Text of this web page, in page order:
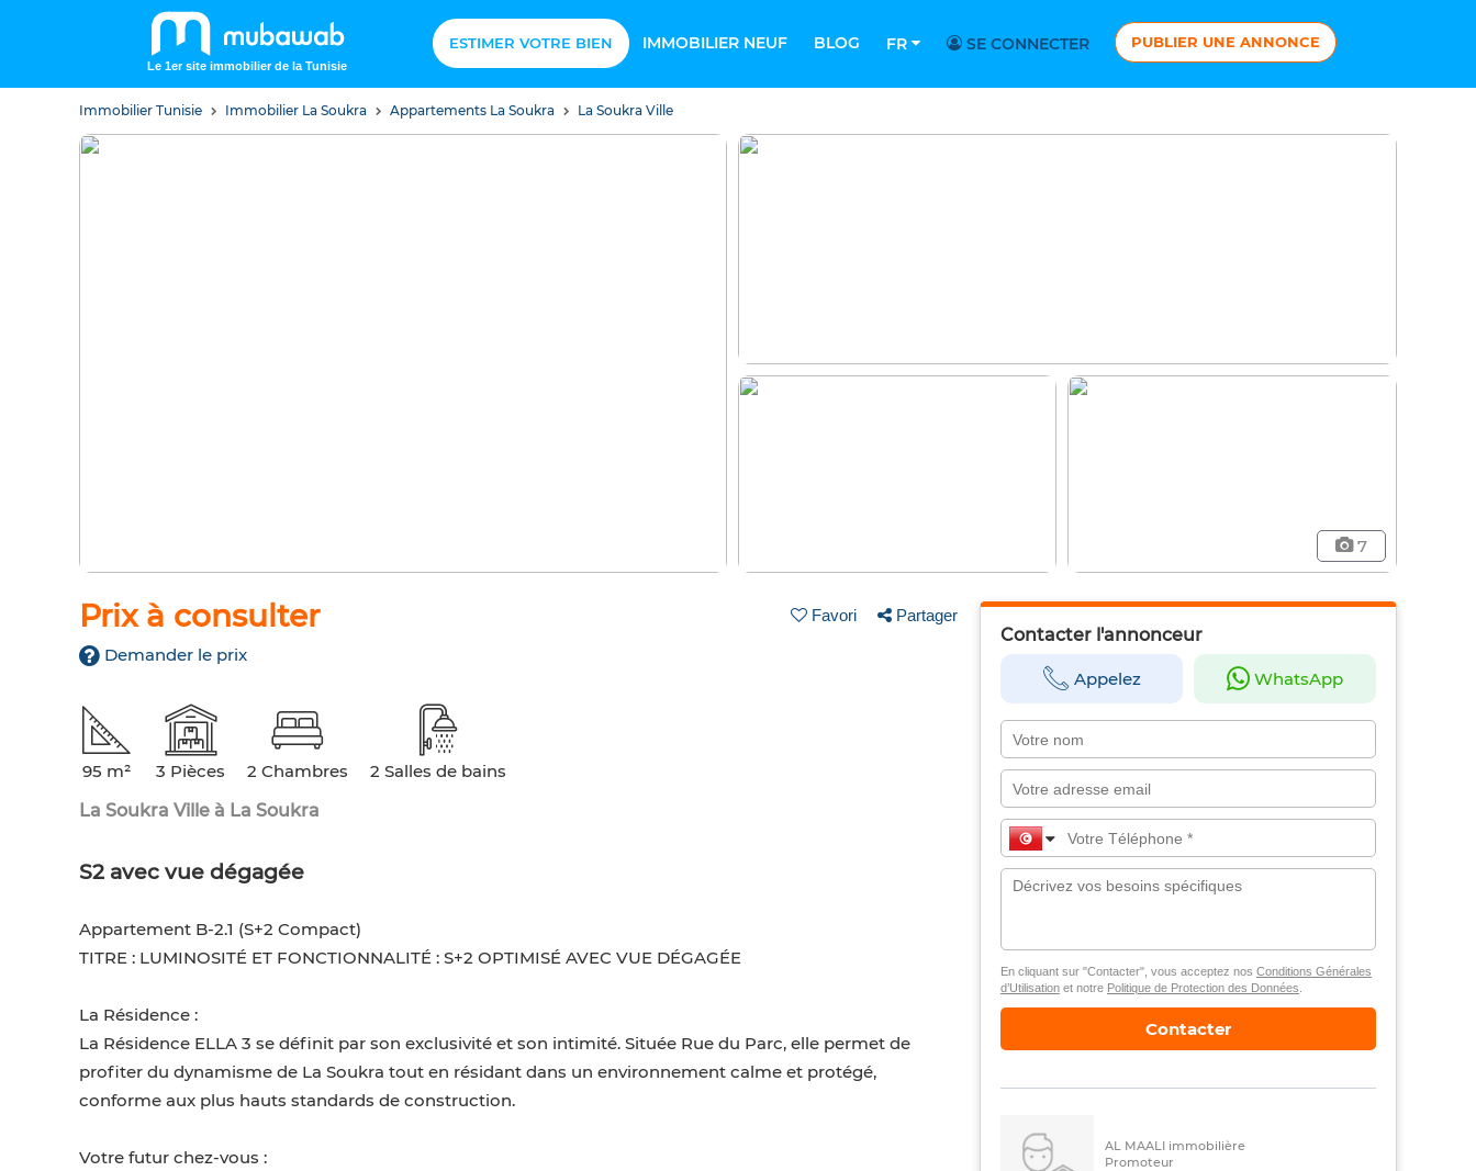
Le 1er site immobilier de la Tunisie
ESTIMER VOTRE BIEN IMMOBILIER NEUF BLOG FR SE CONNECTER PUBLIER UNE ANNONCE
Immobilier Tunisie Immobilier La Soukra Appartements La Soukra La Soukra Ville
7
Prix à consulter Favori Partager
Demander le prix
95 m² 3 Pièces 2 Chambres
2 Salles de bains
La Soukra Ville à La Soukra
S2 avec vue dégagée
Appartement B-2.1 (S+2 Compact)
TITRE : LUMINOSITÉ ET FONCTIONNALITÉ : S+2 OPTIMISÉ AVEC VUE DÉGAGÉE
La Résidence :
La Résidence ELLA 3 se définit par son exclusivité et son intimité. Située Rue du Parc, elle permet de
profiter du dynamisme de La Soukra tout en résidant dans un environnement calme et protégé,
conforme aux plus hauts standards de construction.
Votre futur chez-vous :
Contacter l'annonceur
Appelez WhatsApp
En cliquant sur "Contacter", vous acceptez nos Conditions Générales
d’Utilisationet notre Politique de Protection des Données
Contacter
AL MAALI immobilière
Promoteur